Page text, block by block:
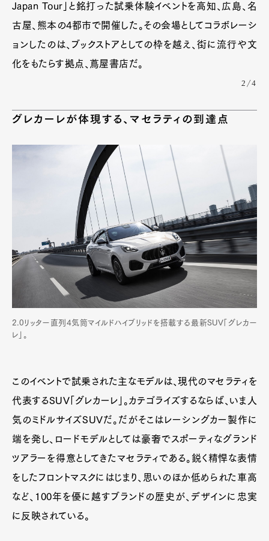
Art&Design Watch
Fashion
GourmetCars
Pen Membership
Magazine
Official Columnist
About
Japan Tour」と銘打った試乗体験イベントを高知、広島、名
古屋、熊本の4都市で開催した。その会場としてコラボレーシ
ョンしたのは、ブックストアとしての枠を越え、街に流行や文
化をもたらす拠点、蔦屋書店だ。
2/4
グレカーレが体現する、マセラティの到達点
2.0リッター直列4気筒マイルドハイブリッドを搭載する最新SUV「グレカー
レ」。
このイベントで試乗された主なモデルは、現代のマセラティを
代表するSUV「グレカーレ」。カテゴライズするならば、いま人
気のミドルサイズSUVだ。だがそこはレーシングカー製作に
端を発し、ロードモデルとしては豪奢でスポーティなグランド
ツアラーを得意としてきたマセラティである。鋭く精悍な表情
をしたフロントマスクにはじまり、思いのほか低められた車高
など、100年を優に越すブランドの歴史が、デザインに忠実
に反映されている。